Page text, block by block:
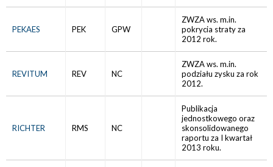
PEKAES PEK GPW
ZWZA ws. m.in.
pokrycia straty za
2012 rok.
REVITUM REV NC
ZWZA ws. m.in.
podziału zysku za rok
2012.
RICHTER RMS NC
Publikacja
jednostkowego oraz
skonsolidowanego
raportu za I kwartał
2013 roku.